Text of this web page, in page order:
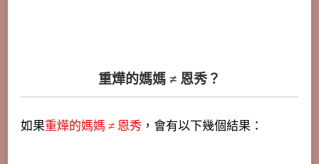
重燁的媽媽 ≠ 恩秀？
如果重燁的媽媽 ≠ 恩秀 ，會有以下幾個結果：